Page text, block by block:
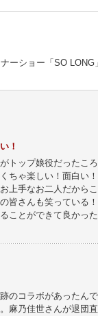
ーショー「SO LONG
！
トップ娘役だったこ
ちゃ楽しい！面白い
上手なお二人だから
皆さんも笑っている！
ことができて良かっ
のコラボがあったん
麻乃佳世さんが退団